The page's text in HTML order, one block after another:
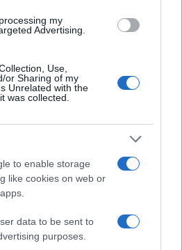
my
Advertising.
Use,
or Sharing of my
Unrelated with the
was collected.
to enable storage
like cookies on web or
data to be sent to
purposes.